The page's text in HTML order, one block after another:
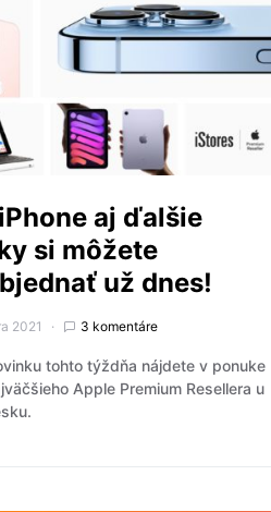
aj ďalšie
si môžete
už dnes!
2021 3 komentáre
tohto týždňa nájdete v ponuke
Apple Premium Resellera u